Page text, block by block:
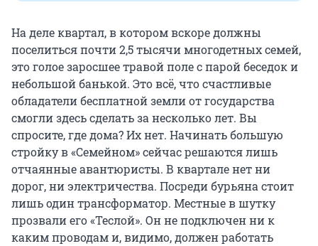
На деле квартал, в котором вскоре должны
поселиться почти 2,5 тысячи многодетных семей,
это голое заросшее травой поле с парой беседок и
небольшой банькой. Это всё, что счастливые
обладатели бесплатной земли от государства
смогли здесь сделать за несколько лет. Вы
спросите, где дома? Их нет. Начинать большую
стройку в «Семейном» сейчас решаются лишь
отчаянные авантюристы. В квартале нет ни
дорог, ни электричества. Посреди бурьяна стоит
лишь один трансформатор. Местные в шутку
прозвали его «Теслой». Он не подключен ни к
каким проводам и, видимо, должен работать